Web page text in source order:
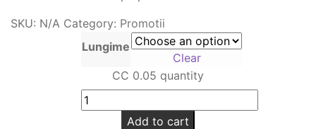
SKU: N/A Category: Promotii
Lungime
Clear
CC 0.05 quantity
Add to cart